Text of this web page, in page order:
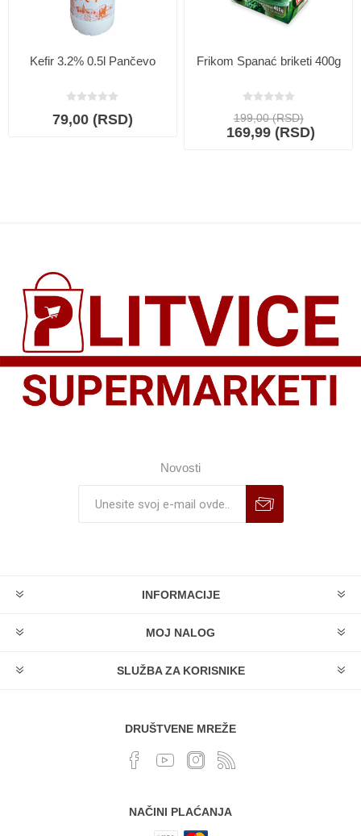
Kefir 3.2% 0.5l Pančevo
79,00 (RSD)
Frikom Spanać briketi 400g
199,00 (RSD)
169,99 (RSD)
Novosti
INFORMACIJE
MOJ NALOG
SLUŽBA ZA KORISNIKE
DRUŠTVENE MREŽE
NAČINI PLAĆANJA